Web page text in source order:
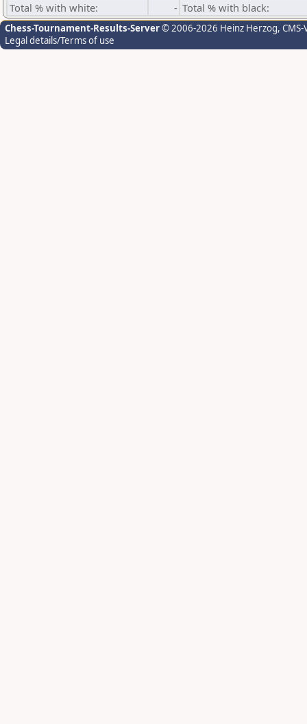
Total % with white:
- Total % with black:
Chess-Tournament-Results-Server© 2006-2026 Heinz Herzog,
Legal details/Terms of use